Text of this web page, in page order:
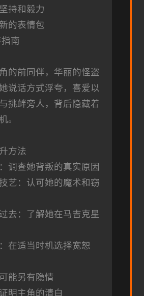
持和毅力
的表情包
南
的前同伴，华丽的怪盗
说话方式浮夸，喜爱以
挑衅旁人，背后隐藏着
。
方法
调查她背叛的真实原因
艺：认可她的魔术和窃
去：了解她在马吉克星
在适当时机选择宽恕
能另有隐情
明主角的清白